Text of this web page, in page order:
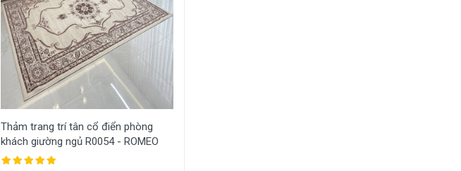
Thảm trang trí tân cổ điển phòng
khách giường ngủ R0054 - ROMEO